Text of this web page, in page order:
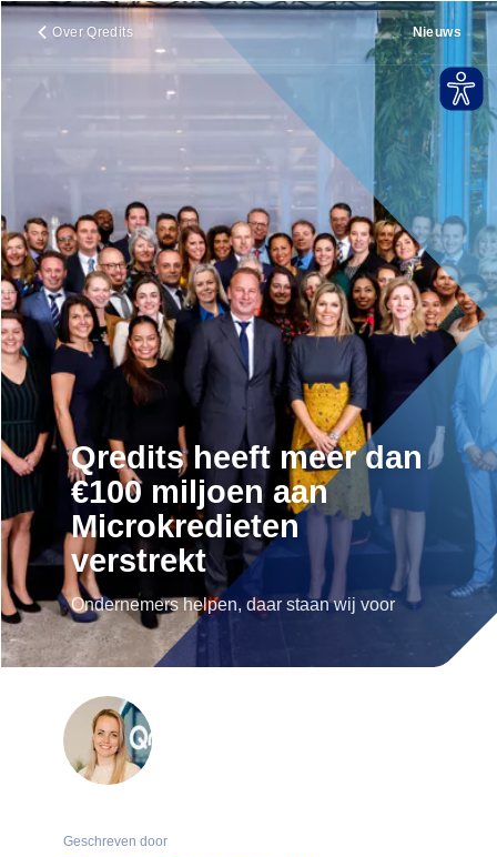
Over Qredits Nieuws
Qredits heeft meer dan
€100 miljoen aan
Microkredieten
verstrekt
Ondernemers helpen, daar staan wij voor
Geschreven door